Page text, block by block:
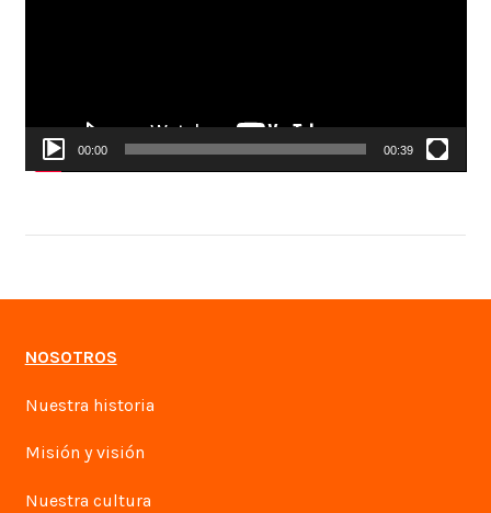
00:00 00:39
NOSOTROS
Nuestra historia
Misión y visión
Nuestra cultura